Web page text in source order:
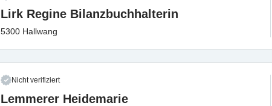
Lirk Regine Bilanzbuchhalterin
5300 Hallwang
Nicht verifiziert
Lemmerer Heidemarie